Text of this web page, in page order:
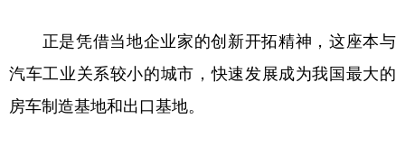
正是凭借当地企业家的创新开拓精神，这座本与
汽车工业关系较小的城市，快速发展成为我国最大的
房车制造基地和出口基地。